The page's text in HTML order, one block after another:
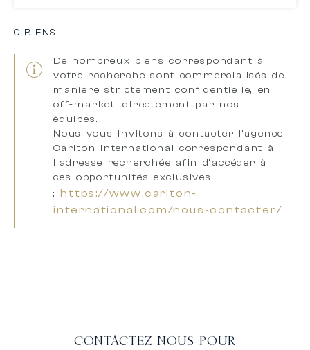
0 BIENS.
De nombreux biens correspondant à
votre recherche sont commercialisés de
manière strictement confidentielle, en
off-market, directement par nos
équipes.
Nous vous invitons àcontacter l’agence
Carlton International correspondant à
l’adresse recherchée afin d’accéder à
ces opportunités exclusives
: https://www.carlton-
international.com/nous-contacter/
CONTACTEZ-NOUS POUR